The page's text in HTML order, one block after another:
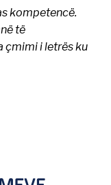
kompetencë.
të
çmimi i letrës ku